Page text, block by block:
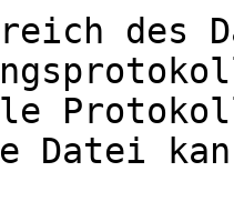
des
Datei